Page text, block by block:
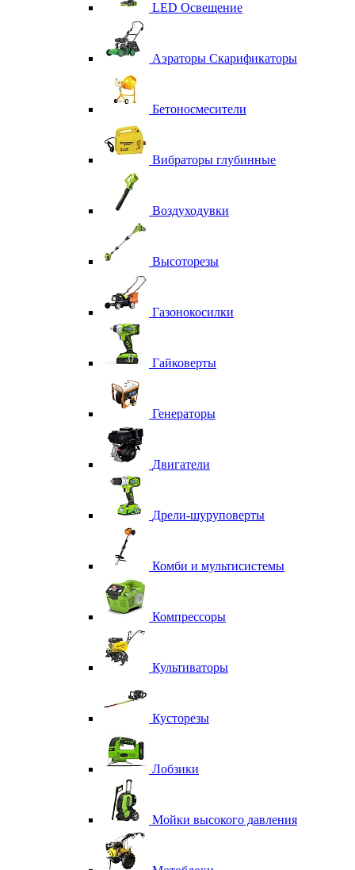
LED Освещение
Аэраторы Скарификаторы
Бетоносмесители
Вибраторы глубинные
Воздуходувки
Высоторезы
Газонокосилки
Гайковерты
Генераторы
Двигатели
Дрели-шуруповерты
Комби и мультисистемы
Компрессоры
Культиваторы
Кусторезы
Лобзики
Мойки высокого давления